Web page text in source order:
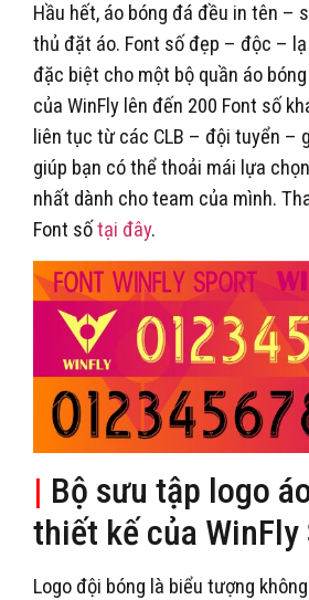
Hầu hết, áo bóng đá đều in tên –
thủ đặt áo. Font số đẹp – độc –
đặc biệt cho một bộ quần áo
của WinFly lên đến 200 Font số
liên tục từ các CLB – đội tuyển –
giúp bạn có thể thoải mái lựa
nhất dành cho team của mình.
Font sốtại đây.
| Bộ sưu tập logo
thiết kế của WinFly
Logo đội bóng là biểu tượng